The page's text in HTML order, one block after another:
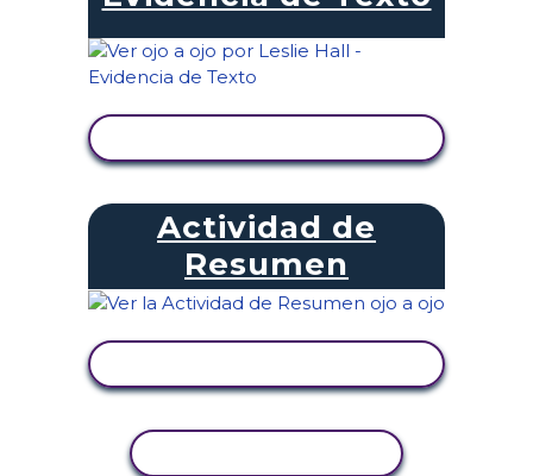
Actividad de
Resumen